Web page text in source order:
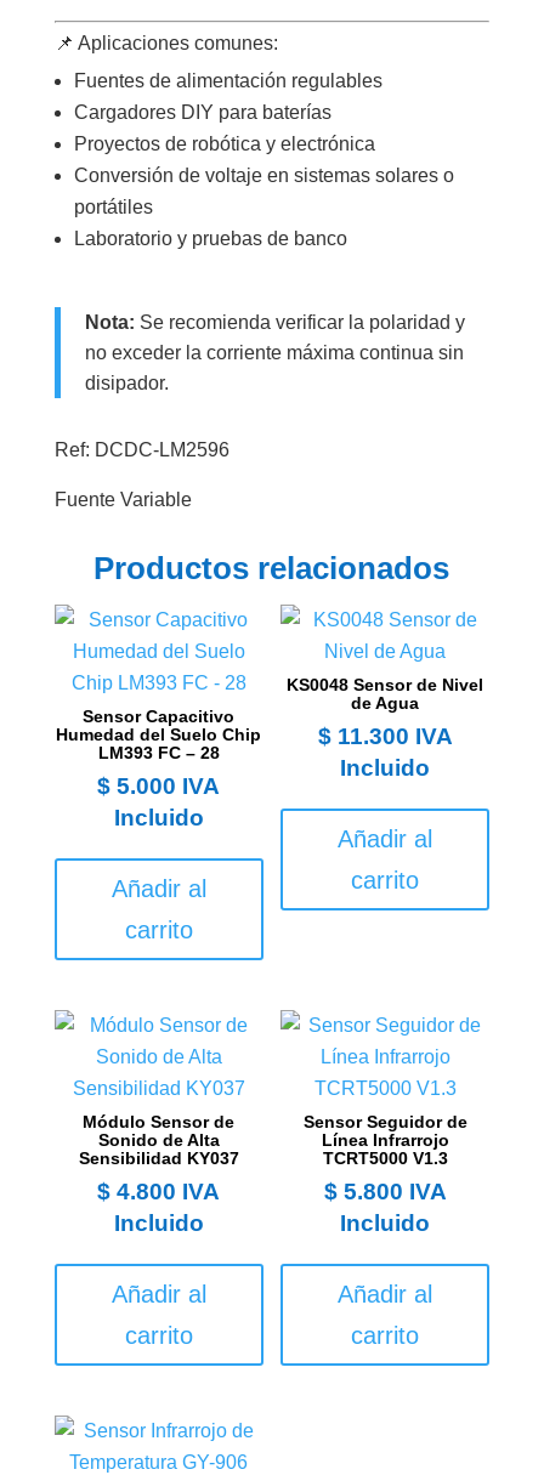
📌 Aplicaciones comunes:
Fuentes de alimentación regulables
Cargadores DIY para baterías
Proyectos de robótica y electrónica
Conversión de voltaje en sistemas solares o
portátiles
Laboratorio y pruebas de banco
Nota: Se recomienda verificar la polaridad y
no exceder la corriente máxima continua sin
disipador.
Ref: DCDC-LM2596
Fuente Variable
Productos relacionados
Sensor Capacitivo
Humedad del Suelo Chip
LM393 FC – 28
$ 5.000 IVA
Incluido
Añadir al
carrito
KS0048 Sensor de Nivel
de Agua
$11.300 IVA
Incluido
Añadir al
carrito
Módulo Sensor de
Sonido de Alta
Sensibilidad KY037
$ 4.800 IVA
Incluido
Añadir al
carrito
Sensor Seguidor de
Línea Infrarrojo
TCRT5000 V1.3
$5.800 IVA
Incluido
Añadir al
carrito